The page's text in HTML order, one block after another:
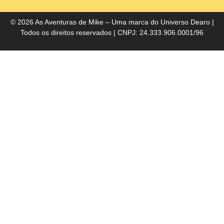
© 2026 As Aventuras de Mike – Uma marca do Universo Dearo|
Todos os direitos reservados | CNPJ: 24.333.906.0001/96